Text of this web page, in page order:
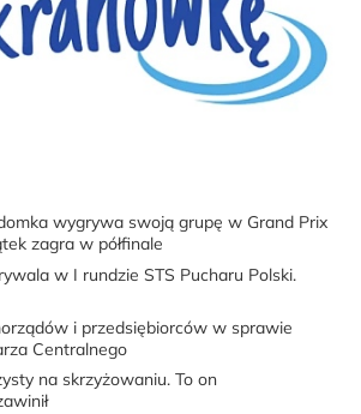
wygrywa swoją grupę w Grand Prix
zagra w półfinale
w I rundzie STS Pucharu Polski.
i przedsiębiorców w sprawie
Centralnego
na skrzyżowaniu. To on